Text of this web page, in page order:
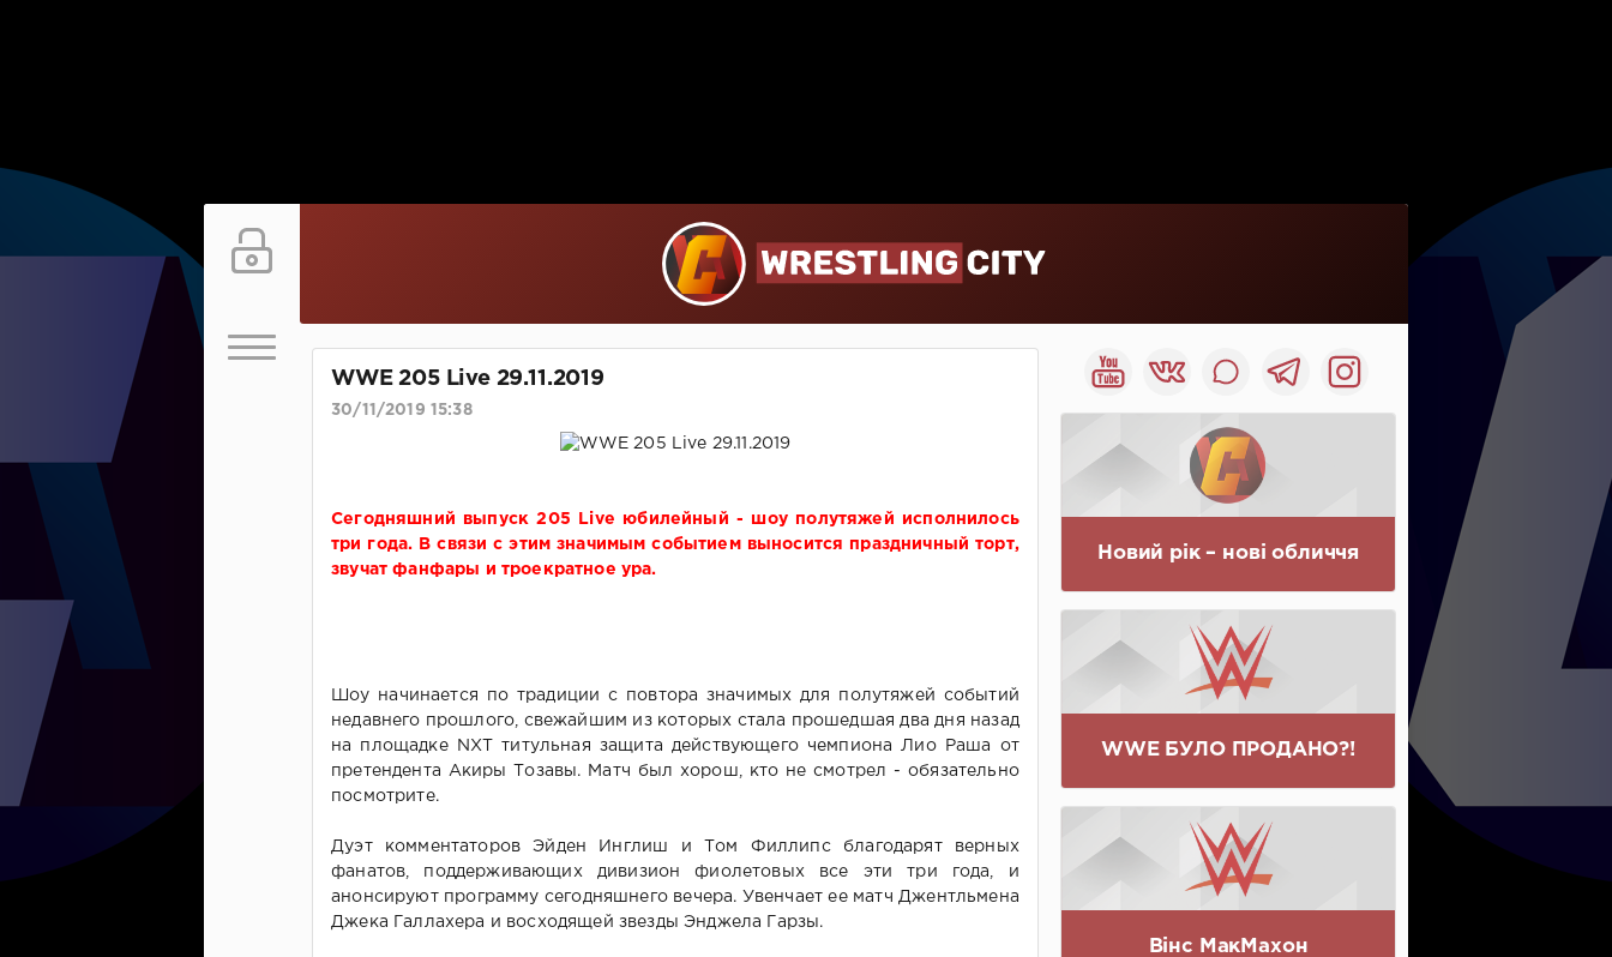
WWE 205 Live 29.11.2019
30/11/2019 15:38
Сегодняшний выпуск 205 Live юбилейный - шоу полутяжей исполнилось
три года. В связи с этим значимым событием выносится праздничный торт,
звучат фанфары и троекратное ура.
Шоу начинается по традиции с повтора значимых для полутяжей событий
недавнего прошлого, свежайшим из которых стала прошедшая два дня назад
на площадке NXT титульная защита действующего чемпиона Лио Раша от
претендента Акиры Тозавы. Матч был хорош, кто не смотрел - обязательно
посмотрите.
Дуэт комментаторов Эйден Инглиш и Том Филлипс благодарят верных
фанатов, поддерживающих дивизион фиолетовых все эти три года, и
анонсируют программу сегодняшнего вечера. Увенчает ее матч Джентльмена
Джека Галлахера и восходящей звезды Энджела Гарзы.
Новий рік – нові обличчя
WWE БУЛО ПРОДАНО?!
Вінс МакМахон